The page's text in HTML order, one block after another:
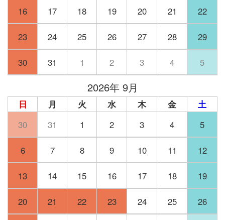
16 17 18 19 20 21 22
23 24 25 26 27 28 29
30 31 1 2 3 4 5
2026年 9月
日 月 火 水 木 金
土
30
31 1 2 3 4 5
6 7 8 9 10 11 12
13 14 15 16 17 18 19
20 21 22 23 24 25 26